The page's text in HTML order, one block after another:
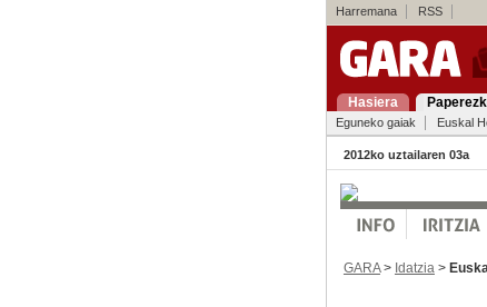
Harremana RSS
Hasiera
Eguneko gaiak Euskal
2012ko uztailaren 03a
GARA> Idatzia >